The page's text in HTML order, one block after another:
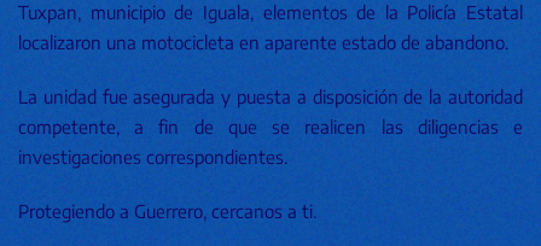
Tuxpan, municipio de Iguala, elementos de la Policía Estatal
localizaron una motocicleta en aparente estado de abandono.
La unidad fue asegurada y puesta a disposición de la autoridad
competente, a fin de que se realicen las diligencias e
investigaciones correspondientes.
Protegiendo a Guerrero, cercanos a ti.